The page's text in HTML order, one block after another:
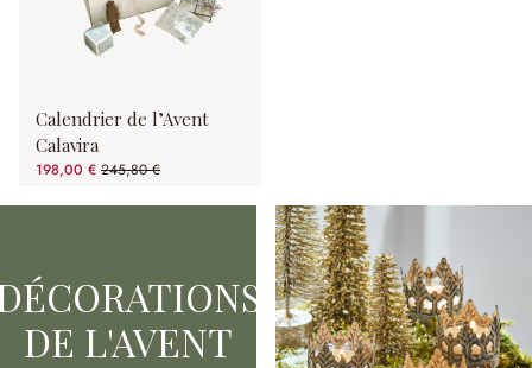
Calendrier de l’Avent
Calavira
198,00 € 245,80 €
(19.45%spared)
DE L'AVENT